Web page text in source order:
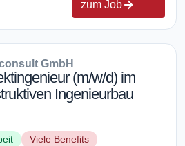
zum Job
GmbH
(m/w/d) im
Ingenieurbau
Viele Benefits